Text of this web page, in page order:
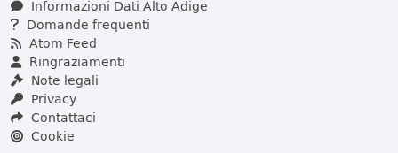
Informazioni Dati Alto Adige
Domande frequenti
Atom Feed
Ringraziamenti
Note legali
Privacy
Contattaci
Cookie